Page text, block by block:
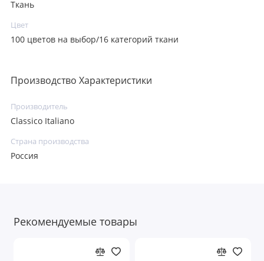
Ткань
Цвет
100 цветов на выбор/16 категорий ткани
Производство Характеристики
Производитель
Classico Italiano
Страна производства
Россия
Рекомендуемые товары